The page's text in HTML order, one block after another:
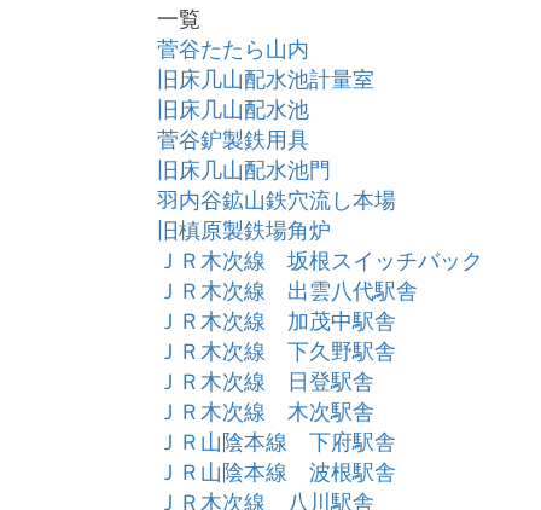
一覧
菅谷たたら山内
旧床几山配水池計量室
旧床几山配水池
菅谷鈩製鉄用具
旧床几山配水池門
羽内谷鉱山鉄穴流し本場
旧槙原製鉄場角炉
ＪＲ木次線 坂根スイッチバック
ＪＲ木次線 出雲八代駅舎
ＪＲ木次線 加茂中駅舎
ＪＲ木次線 下久野駅舎
ＪＲ木次線 日登駅舎
ＪＲ木次線 木次駅舎
ＪＲ山陰本線 下府駅舎
ＪＲ山陰本線 波根駅舎
ＪＲ木次線 八川駅舎